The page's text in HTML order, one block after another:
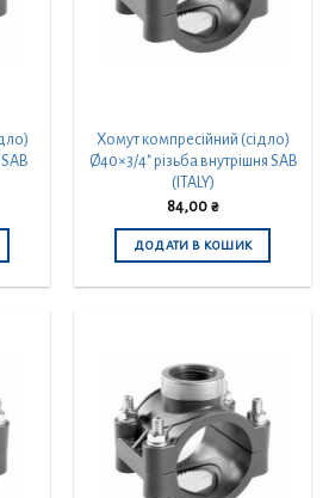
Хомут компресійний (сідло)
Ø40×3/4″ різьба внутрішня SAB
(ITALY)
84,00 ₴
ДОДАТИ В КОШИК